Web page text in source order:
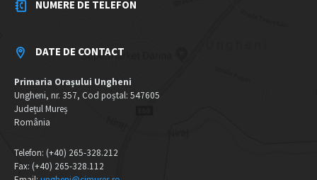
NUMERE DE TELEFON
DATE DE CONTACT
Primaria Orașului Ungheni
Ungheni, nr. 357, Cod poștal: 547605
Județul Mureș
România
Telefon: (+40) 265-328.212
Fax: (+40) 265-328.112